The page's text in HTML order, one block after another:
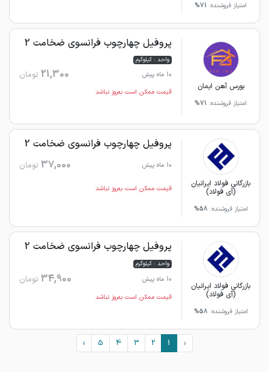
امتیاز فروشنده: 71%
بورس آهن ایمان
امتیاز فروشنده: 71%
پروفیل چهارچوب فرانسوی ضخامت 2
واحد : کیلوگرم
10 ماه پیش
21,300 تومان
قیمت ممکن است به‌روز نباشد
بازرگانی فولاد ایرانیان
(آی فولاد)
امتیاز فروشنده: 58%
پروفیل چهارچوب فرانسوی ضخامت 2
10 ماه پیش 37,000 تومان
قیمت ممکن است به‌روز نباشد
بازرگانی فولاد ایرانیان
(آی فولاد)
امتیاز فروشنده: 58%
پروفیل چهارچوب فرانسوی ضخامت 2
واحد : کیلوگرم
10 ماه پیش
34,900 تومان
قیمت ممکن است به‌روز نباشد
‹
1
2
3
4
5
›